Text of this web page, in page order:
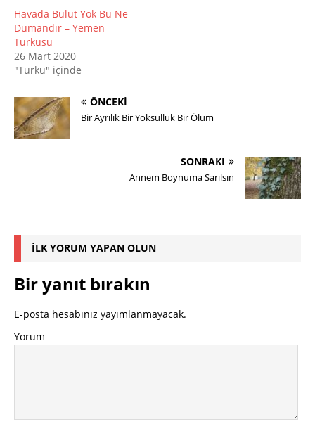
Havada Bulut Yok Bu Ne
Dumandır – Yemen
Türküsü
26 Mart 2020
"Türkü" içinde
ÖNCEKI
Bir Ayrılık Bir Yoksulluk Bir Ölüm
SONRAKI
Annem Boynuma Sarılsın
İLK YORUM YAPAN OLUN
Bir yanıt bırakın
E-posta hesabınız yayımlanmayacak.
Yorum